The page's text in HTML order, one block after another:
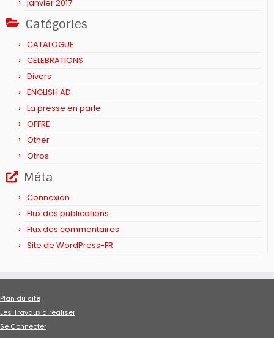
janvier 2017
Catégories
CATALOGUE
CELEBRATIONS
Divers
ENGLISH AD
La presse en parle
OFFRE
Other
Otros
Méta
Connexion
Flux des publications
Flux des commentaires
Site de WordPress-FR
Plan du site
Les Travaux à réaliser
Se Connecter